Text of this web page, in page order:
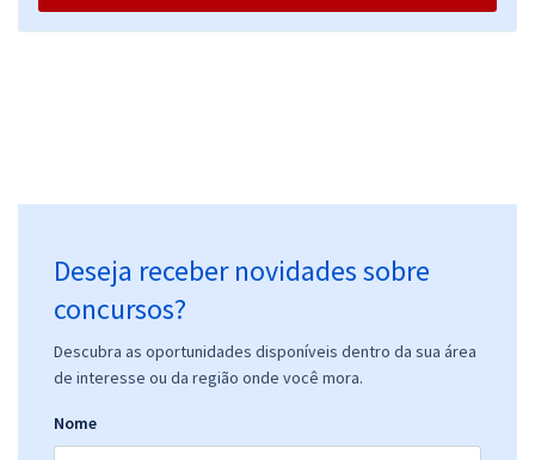
Deseja receber novidades sobre
concursos?
Descubra as oportunidades disponíveis dentro da sua área
de interesse ou da região onde você mora.
Nome